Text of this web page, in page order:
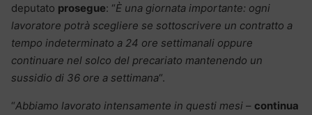
deputato prosegue: “È una giornata importante: ogni
lavoratore potrà scegliere se sottoscrivere un contratto a
tempo indeterminato a 24 ore settimanali oppure
continuare nel solco del precariato mantenendo un
sussidio di 36 ore a settimana“.
“Abbiamo lavorato intensamente in questi mesi – continua